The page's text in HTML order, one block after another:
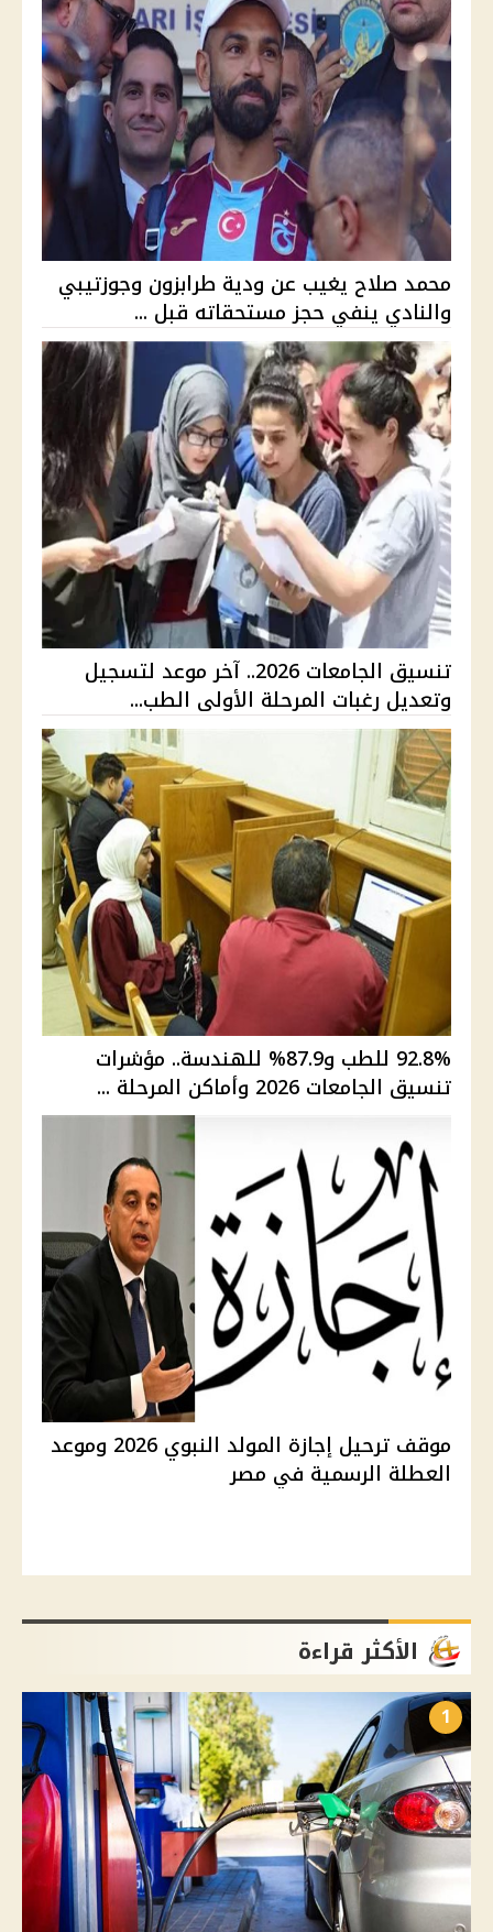
محمد صلاح يغيب عن ودية طرابزون وجوزتيبي
والنادي ينفي حجز مستحقاته قبل ...
تنسيق الجامعات 2026.. آخر موعد لتسجيل
وتعديل رغبات المرحلة الأولى الطب...
92.8% للطب و87.9% للهندسة.. مؤشرات
تنسيق الجامعات 2026 وأماكن المرحلة ...
موقف ترحيل إجازة المولد النبوي 2026 وموعد
العطلة الرسمية في مصر
الأكثر قراءة
1